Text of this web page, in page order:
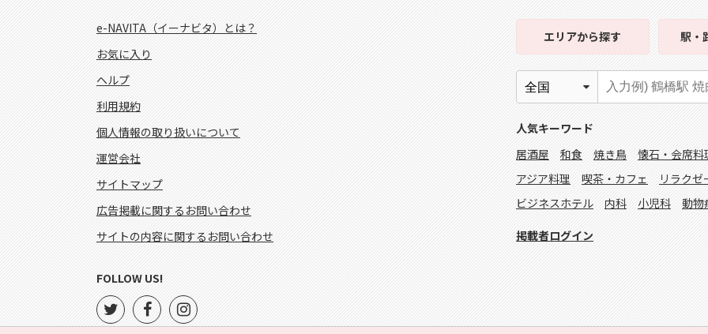
e-NAVITA（イーナビタ）とは？
お気に入り
ヘルプ
利用規約
個人情報の取り扱いについて
運営会社
サイトマップ
広告掲載に関するお問い合わせ
サイトの内容に関するお問い合わせ
エリアから探す 駅・
人気キーワード
居酒屋
和食 焼き鳥 懐石・会席料
アジア料理
喫茶・カフェ リラクゼ
ビジネスホテル
内科 小児科 動物
掲載者ログイン
FOLLOW US!